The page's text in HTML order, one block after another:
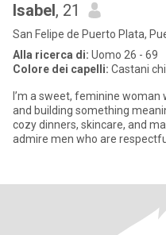
Isabel, 21
San Felipe de Puerto Plata,
Alla ricerca di: Uomo 26 - 69
Colore dei capelli: Castani
I’m a sweet, feminine
and building something
cozy dinners, skincare, and
admire men who are